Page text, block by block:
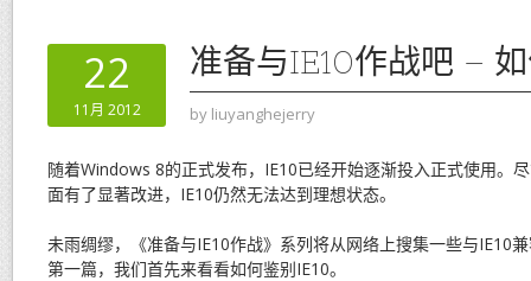
22
11月 2012
准备与IE10作战吧 –
by liuyanghejerry
随着Windows 8的正式发布，IE10已经开始逐渐投入正式使用。
面有了显著改进，IE10仍然无法达到理想状态。
未雨绸缪，《准备与IE10作战》系列将从网络上搜集一些与IE10
第一篇，我们首先来看看如何鉴别IE10。